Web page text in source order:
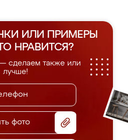
ИЛИ ПРИМЕРЫ
НРАВИТСЯ?
сделаем также или
лучше!
фото